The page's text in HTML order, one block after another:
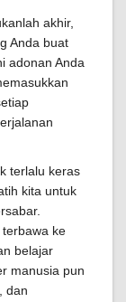
akhir,
Anda buat
adonan Anda
terlalu keras
kita untuk
ke
belajar
manusia pun
dan